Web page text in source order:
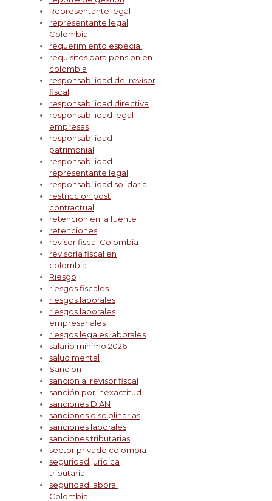
Representante legal
representante legal
Colombia
requerimiento especial
requisitos para pension en
colombia
responsabilidad del revisor
fiscal
responsabilidad directiva
responsabilidad legal
empresas
responsabilidad
patrimonial
responsabilidad
representante legal
responsabilidad solidaria
restriccion post
contractual
retencion en la fuente
retenciones
revisor fiscal Colombia
revisoría fiscal en
colombia
Riesgo
riesgos fiscales
riesgos laborales
riesgos laborales
empresariales
riesgos legales laborales
salario mínimo 2026
salud mental
Sancion
sancion al revisor fiscal
sanción por inexactitud
sanciones DIAN
sanciones disciplinarias
sanciones laborales
sanciones tributarias
sector privado colombia
seguridad juridica
tributaria
seguridad laboral
Colombia